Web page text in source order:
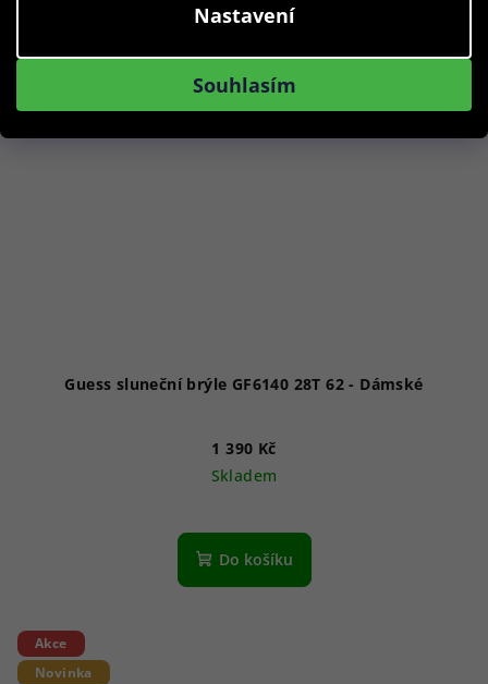
Nastavení
Souhlasím
Guess sluneční brýle GF6140 28T 62 - Dámské
1 390 Kč
Skladem
Do košíku
Akce
Novinka